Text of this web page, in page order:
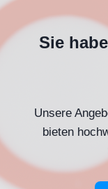
Sie
Unsere
bieten